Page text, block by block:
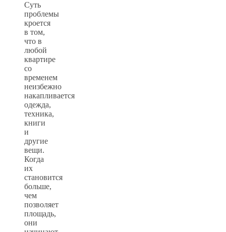
Суть
проблемы
кроется
в том,
что в
любой
квартире
со
временем
неизбежно
накапливается
одежда,
техника,
книги
и
другие
вещи.
Когда
их
становится
больше,
чем
позволяет
площадь,
они